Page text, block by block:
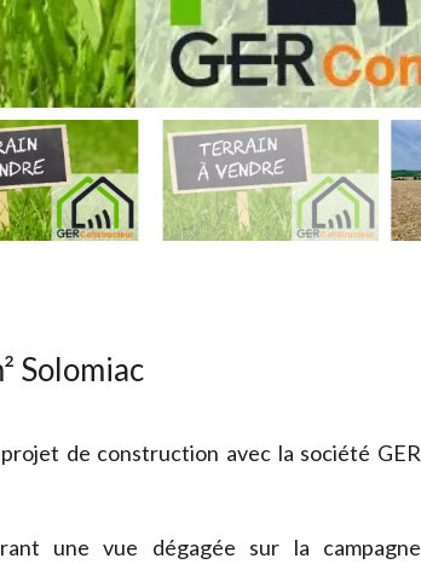
Solomiac
de construction avec la société GER
une vue dégagée sur la campagne